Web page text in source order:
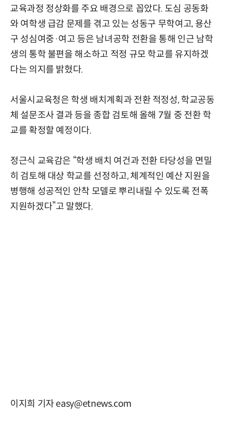
교육과정 정상화를 주요 배경으로 꼽았다. 도심 공동화
와 여학생 급감 문제를 겪고 있는 성동구 무학여고, 용산
구 성심여중·여고 등은 남녀공학 전환을 통해 인근 남학
생의 통학 불편을 해소하고 적정 규모 학교를 유지하겠
다는 의지를 밝혔다.
서울시교육청은 학생 배치계획과 전환 적정성, 학교공동
체 설문조사 결과 등을 종합 검토해 올해 7월 중 전환 학
교를 확정할 예정이다.
정근식 교육감은 “학생 배치 여건과 전환 타당성을 면밀
히 검토해 대상 학교를 선정하고, 체계적인 예산 지원을
병행해 성공적인 안착 모델로 뿌리내릴 수 있도록 전폭
지원하겠다”고 말했다.
이지희 기자 easy@etnews.com